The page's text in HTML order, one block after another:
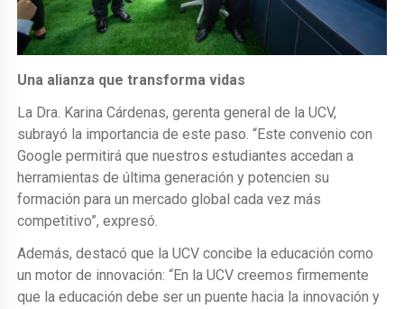
Una alianza que transforma vidas
La Dra. Karina Cárdenas, gerenta general de la UCV,
subrayó la importancia de este paso. “Este convenio con
Google permitirá que nuestros estudiantes accedan a
herramientas de última generación y potencien su
formación para un mercado global cada vez más
competitivo”, expresó.
Además, destacó que la UCV concibe la educación como
un motor de innovación: “En la UCV creemos firmemente
que la educación debe ser un puente hacia la innovación y